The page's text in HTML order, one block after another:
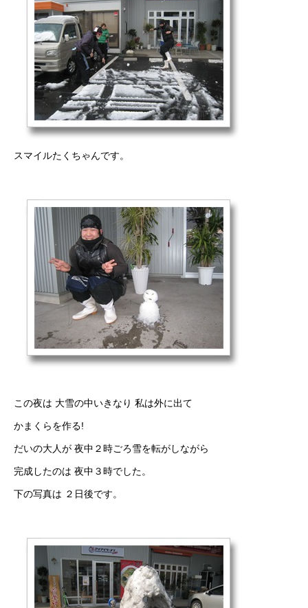
スマイルたくちゃんです。
この夜は 大雪の中いきなり 私は外に出て
かまくらを作る!
だいの大人が 夜中２時ごろ雪を転がしながら
完成したのは 夜中３時でした。
下の写真は ２日後です。